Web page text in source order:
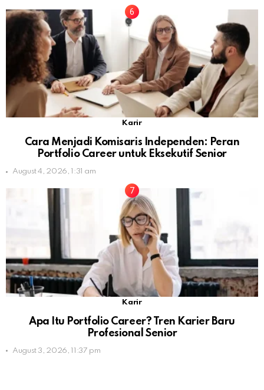
Karir
Cara Menjadi Komisaris Independen: Peran
Portfolio Career untuk Eksekutif Senior
August 4, 2026, 1:31 am
Karir
Apa Itu Portfolio Career? Tren Karier Baru
Profesional Senior
August 3, 2026, 11:37 pm